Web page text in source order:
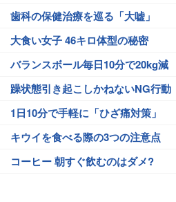
歯科の保健治療を巡る「大嘘」
大食い女子 46キロ体型の秘密
バランスボール毎日10分で20kg減
躁状態引き起こしかねないNG行動
1日10分で手軽に「ひざ痛対策」
キウイを食べる際の3つの注意点
コーヒー 朝すぐ飲むのはダメ?